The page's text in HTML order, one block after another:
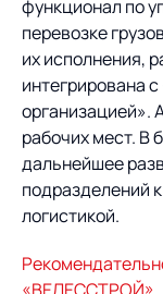
функционал по
перевозке
их исполнения,
интегрирована
организацией».
рабочих мест. В
дальнейшее
подразделений
логистикой.
«ВЕЛЕССТРОЙ»